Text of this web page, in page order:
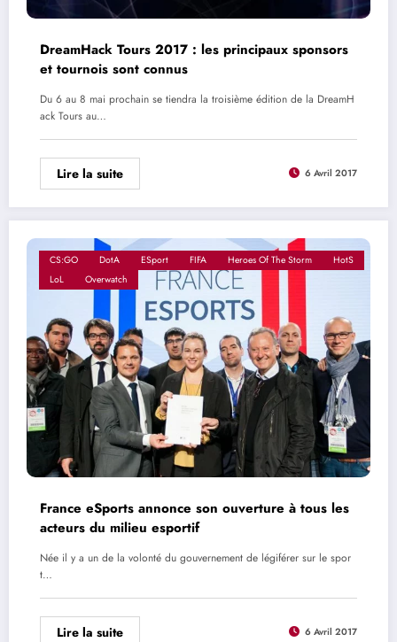
DreamHack Tours 2017 : les principaux sponsors
et tournois sont connus
Du 6 au 8 mai prochain se tiendra la troisième édition de la DreamH
ack Tours au…
Lire la suite 6 Avril 2017
CS:GO DotA ESport FIFA Heroes Of The Storm
HotS
LoL
Overwatch
France eSports annonce son ouverture à tous les
acteurs du milieu esportif
Née il y a un de la volonté du gouvernement de légiférer sur le spor
t…
Lire la suite 6 Avril 2017